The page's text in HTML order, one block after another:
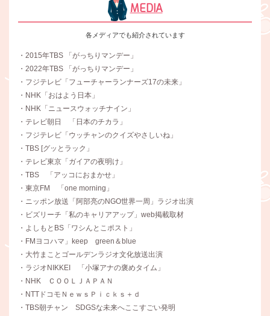
MEDIA
各メディアでも紹介されています
・2015年TBS 「がっちりマンデー」
・2022年TBS 「がっちりマンデー」
・フジテレビ「フューチャーランナーズ17の未来」
・NHK「おはよう日本」
・NHK「ニュースウォッチナイン」
・テレビ朝日 「日本のチカラ」
・フジテレビ「ウッチャンのクイズやさしいね」
・TBS [グッとラック」
・テレビ東京「ガイアの夜明け」
・TBS 「アッコにおまかせ」
・東京FM 「one morning」
・ニッポン放送「阿部亮のNGO世界一周」ラジオ出演
・ビズリーチ「私のキャリアアップ」web掲載取材
・よしもとBS「ワシんとこポスト」
・FMヨコハマ」keep green＆blue
・大竹まことゴールデンラジオ文化放送出演
・ラジオNIKKEI 「小塚アナの褒めタイム」
・NHK ＣＯＯＬＪＡＰＡＮ
・NTTドコモＮｅｗｓＰｉｃｋｓ＋ｄ
・TBS朝チャン SDGSな未来へここすごい発明